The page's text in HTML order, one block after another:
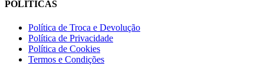
POLÍTICAS
Política de Troca e Devolução
Política de Privacidade
Política de Cookies
Termos e Condições